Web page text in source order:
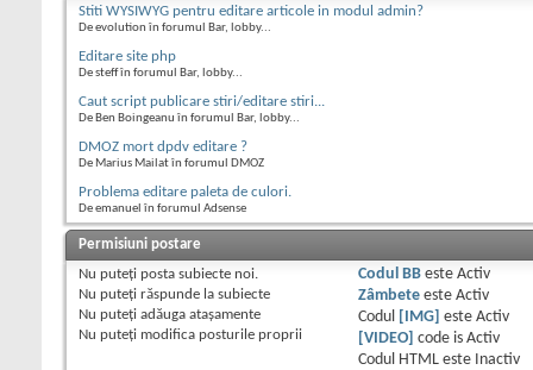
Stiti WYSIWYG pentru editare articole in modul admin?
De evolution în forumul Bar, lobby...
Editare site php
De steff în forumul Bar, lobby...
Caut script publicare stiri/editare stiri...
De Ben Boingeanu în forumul Bar, lobby...
DMOZ mort dpdv editare ?
De Marius Mailat în forumul DMOZ
Problema editare paleta de culori.
De emanuel în forumul Adsense
Permisiuni postare
Nu puteţi posta subiecte noi.
Nu puteţi răspunde la subiecte
Nu puteţi adăuga ataşamente
Nu puteţi modifica posturile proprii
Codul BBeste Activ
Zâmbeteeste Activ
Codul
[IMG] este Activ
[VIDEO]
code is Activ
Codul HTML este
Inactiv